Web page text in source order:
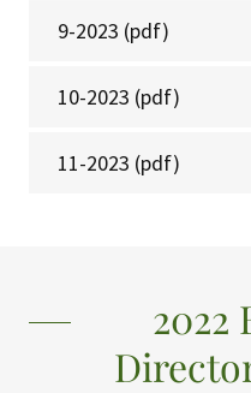
9-2023 (pdf)
10-2023 (pdf)
11-2023 (pdf)
2022